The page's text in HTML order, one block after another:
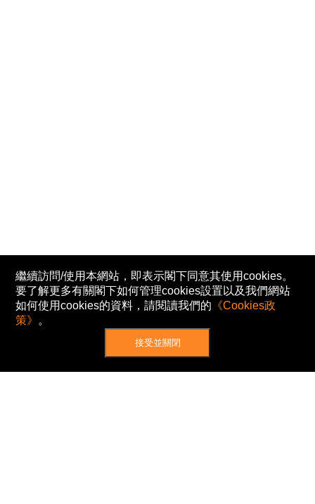
繼續訪問/使用本網站，即表示閣下同意其使用cookies。
要了解更多有關閣下如何管理cookies設置以及我們網站
如何使用cookies的資料，請閱讀我們的 《Cookies政
策》 。
接受並關閉